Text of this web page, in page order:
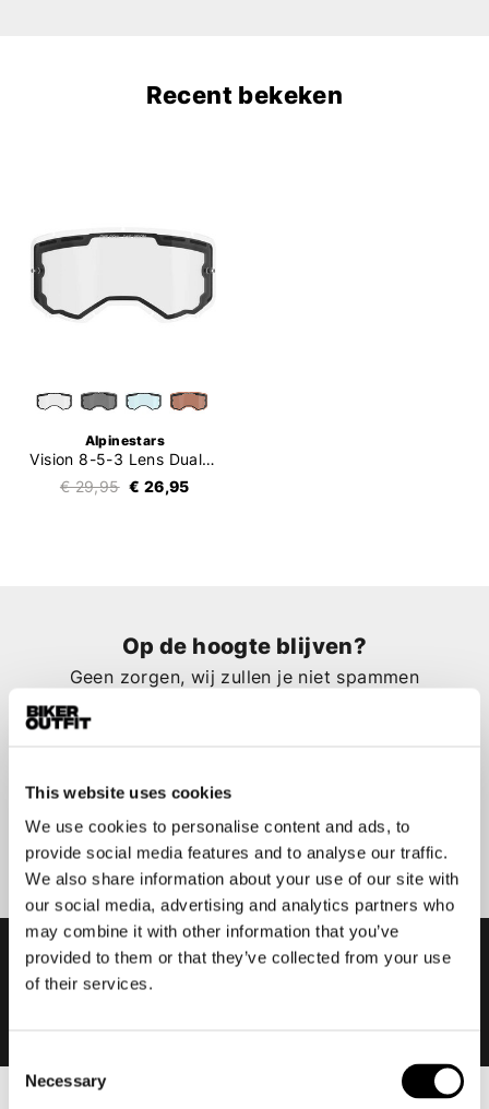
This website uses cookies
We use cookies to personalise content and ads, to
provide social media features and to analyse our traffic.
We also share information about your use of our site with
our social media, advertising and analytics partners who
may combine it with other information that you’ve
provided to them or that they’ve collected from your use
of their services.
Selection
Necessary
Recent bekeken
Alpinestars
Vision 8-5-3 Lens Dual Pane
€ 29,95 € 26,95
Op de hoogte blijven?
Geen zorgen, wij zullen je niet spammen
Aanmelden